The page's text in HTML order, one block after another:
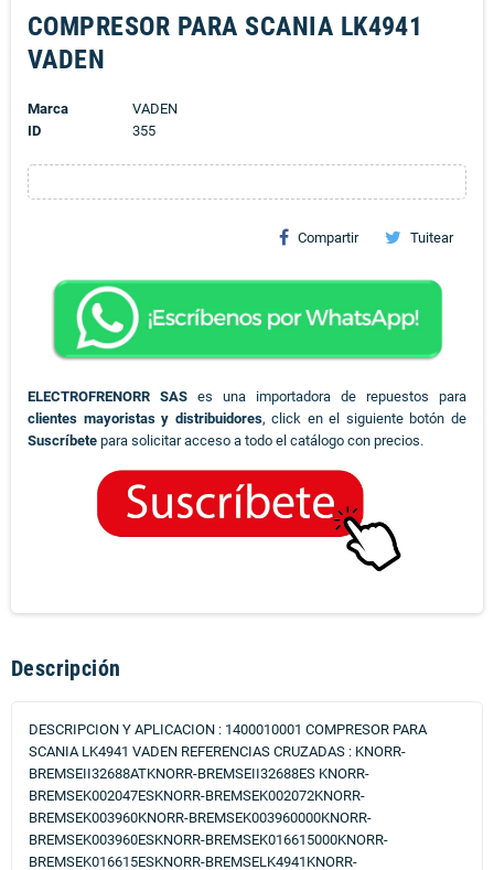
COMPRESOR PARA SCANIA LK4941
VADEN
Marca
VADEN
ID
355
Compartir Tuitear
ELECTROFRENORR SAS es una importadora de repuestos para
clientes mayoristas y distribuidores, click en el siguiente botón de
Suscríbete para solicitar acceso a todo el catálogo con precios.
Descripción
DESCRIPCION Y APLICACION : 1400010001 COMPRESOR PARA
SCANIA LK4941 VADEN REFERENCIAS CRUZADAS : KNORR-
BREMSEII32688ATKNORR-BREMSEII32688ES KNORR-
BREMSEK002047ESKNORR-BREMSEK002072KNORR-
BREMSEK003960KNORR-BREMSEK003960000KNORR-
BREMSEK003960ESKNORR-BREMSEK016615000KNORR-
BREMSEK016615ESKNORR-BREMSELK4941KNORR-